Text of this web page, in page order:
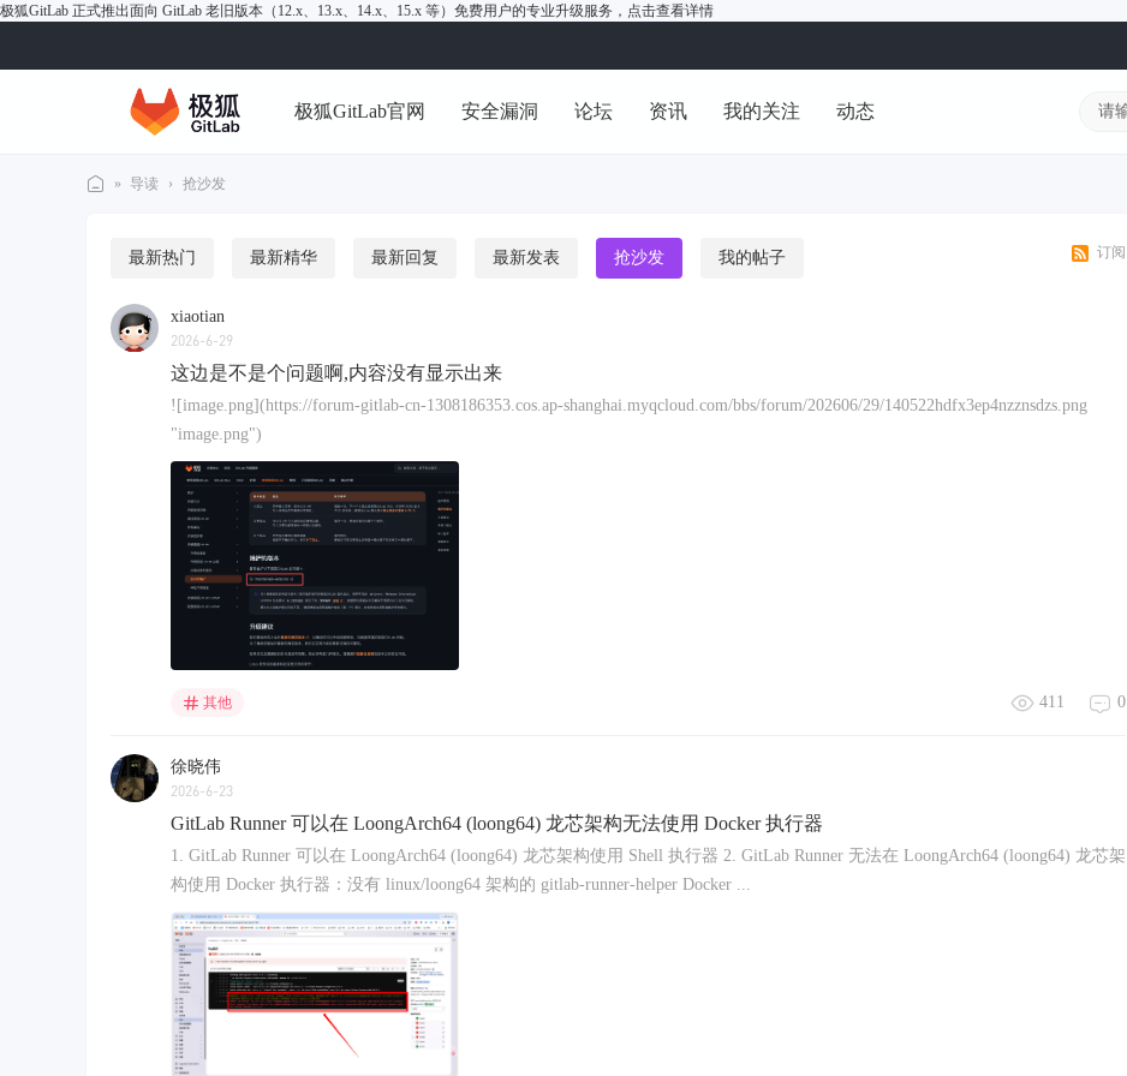
极狐GitLab 正式推出面向 GitLab 老旧版本（12.x、13.x、14.x、15.x 等）免费用户的专业升级服务， 点击查看详情
极狐GitLab官网 安全漏洞 论坛 资讯 我的关注 动态
» 导读 › 抢沙发
订阅
最新热门 最新精华 最新回复 最新发表 抢沙发 我的帖子
xiaotian
2026-6-29
这边是不是个问题啊,内容没有显示出来
![image.png](https://forum-gitlab-cn-1308186353.cos.ap-shanghai.myqcloud.com/bbs/forum/202606/29/140522hdfx3ep4nzznsdzs.png
"image.png")
其他 411 0
徐晓伟
2026-6-23
GitLab Runner 可以在 LoongArch64 (loong64) 龙芯架构无法使用 Docker 执行器
1. GitLab Runner 可以在 LoongArch64 (loong64) 龙芯架构使用 Shell 执行器 2. GitLab Runner 无法在 LoongArch64 (loong64) 龙芯架
构使用 Docker 执行器：没有 linux/loong64 架构的 gitlab-runner-helper Docker ...